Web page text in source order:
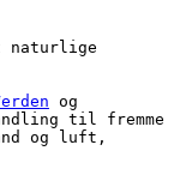
naturlige
og
til fremme
og luft,